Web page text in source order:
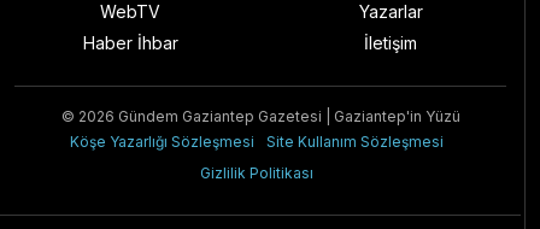
WebTV
Haber İhbar
Yazarlar
İletişim
© 2026 Gündem Gaziantep Gazetesi | Gaziantep'in Yüzü
Köşe Yazarlığı Sözleşmesi
Site Kullanım Sözleşmesi
Gizlilik Politikası